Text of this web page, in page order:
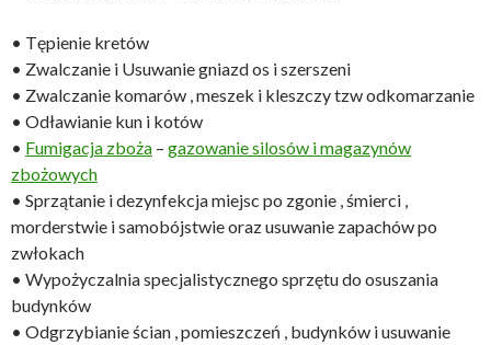
• Tępienie kretów
• Zwalczanie i Usuwanie gniazd os i szerszeni
• Zwalczanie komarów , meszek i kleszczy tzw odkomarzanie
• Odławianie kun i kotów
• Fumigacja zboża – gazowanie silosów i magazynów
zbożowych
• Sprzątanie i dezynfekcja miejsc po zgonie , śmierci ,
morderstwie i samobójstwie oraz usuwanie zapachów po
zwłokach
• Wypożyczalnia specjalistycznego sprzętu do osuszania
budynków
• Odgrzybianie ścian , pomieszczeń , budynków i usuwanie